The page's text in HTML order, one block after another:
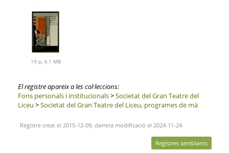
19 p, 4.1 MB
El registre apareix a les col·leccions:
Fons personals i institucionals>Societat del Gran Teatre del
Liceu >Societat del Gran Teatre del Liceu, programes de mà
Registre creat el 2015-12-09, darrera modificació el 2024-11-24
Registres semblants